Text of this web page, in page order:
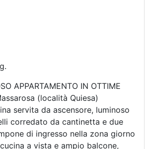
APPARTAMENTO IN OTTIME
(località Quiesa)
servita da ascensore, luminoso
corredato da cantinetta e due
di ingresso nella zona giorno
a vista e ampio balcone,